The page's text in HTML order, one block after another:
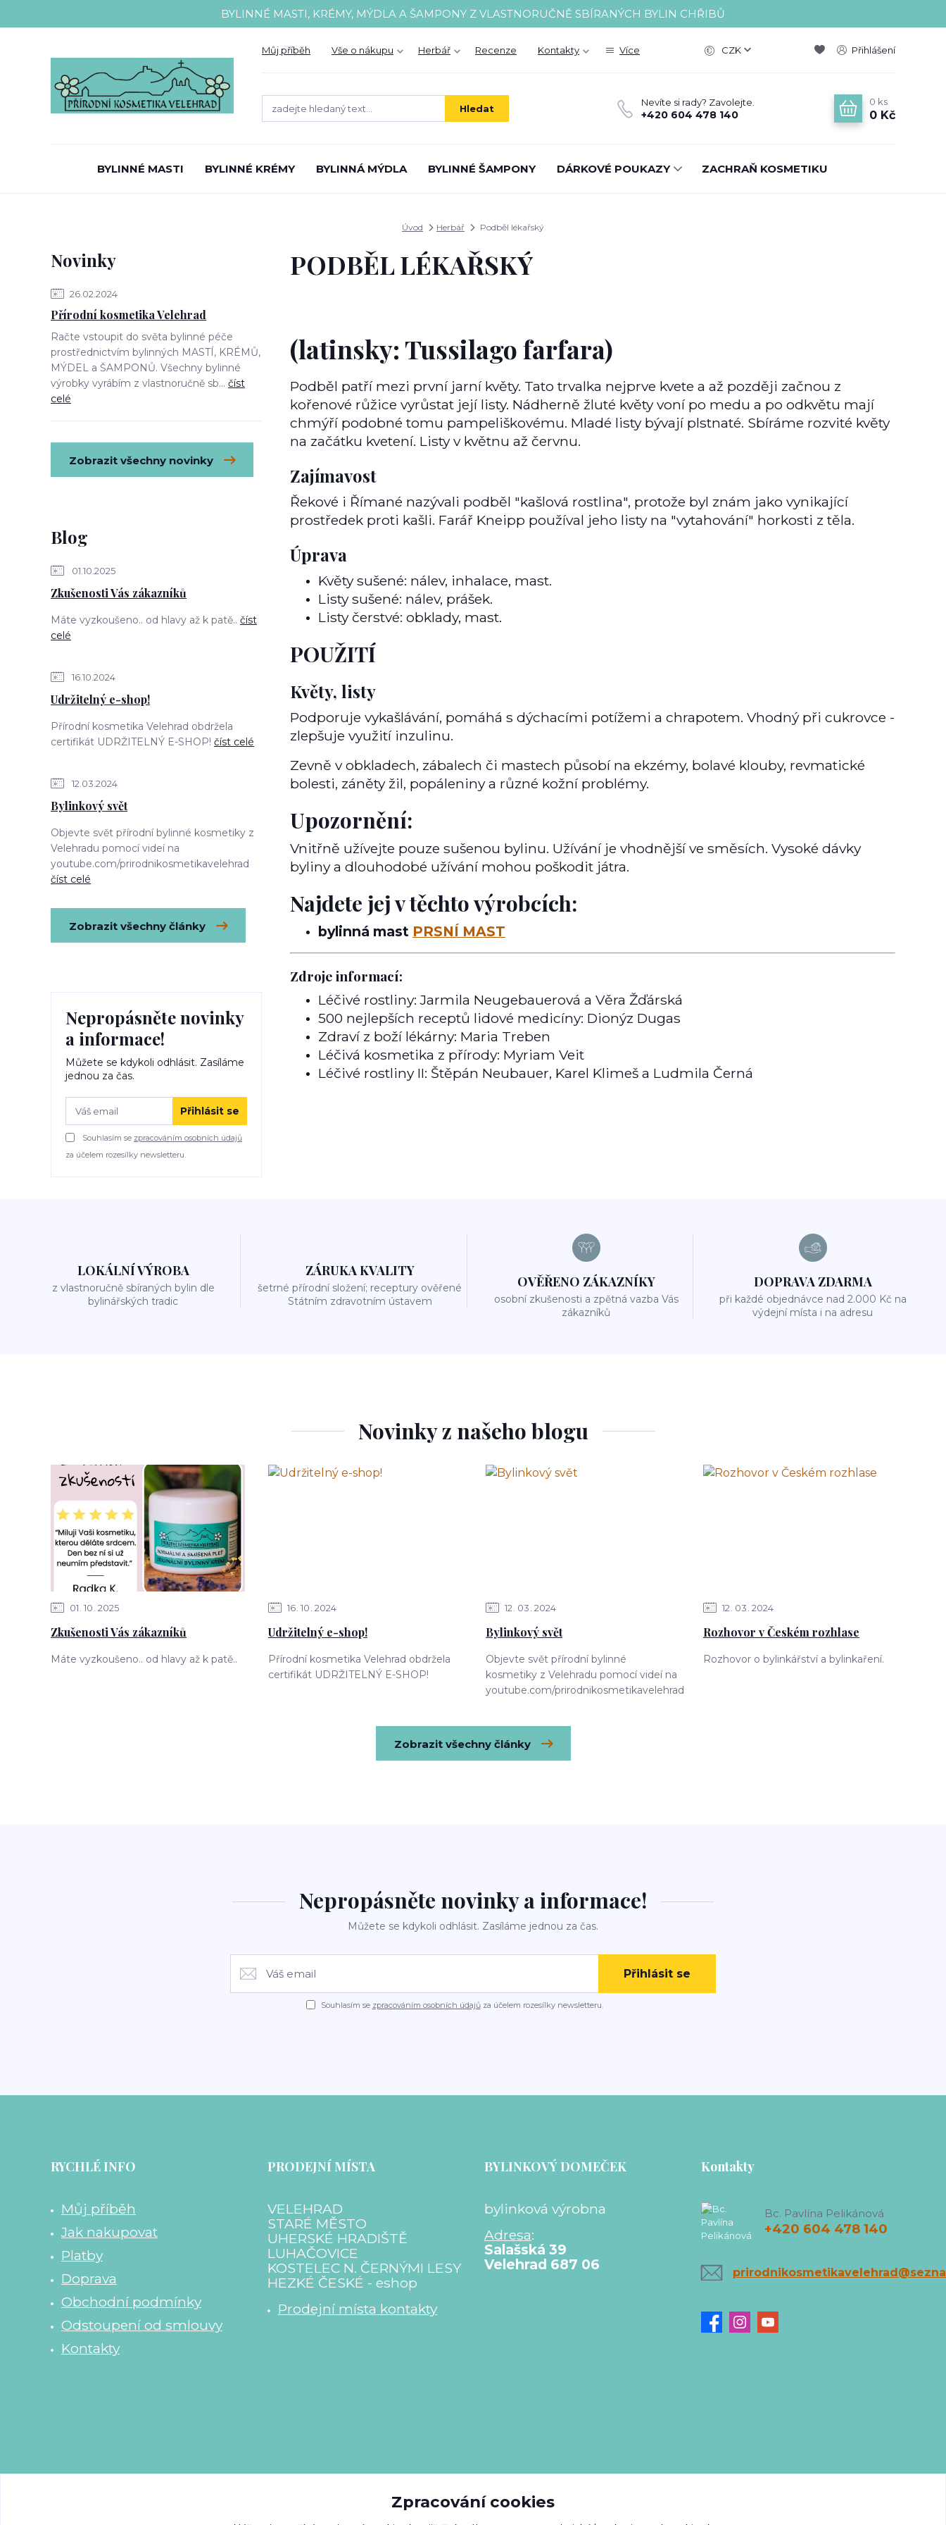
BYLINNÉ MASTI, KRÉMY, MÝDLA A ŠAMPONY Z VLASTNORUČNĚ SBÍRANÝCH BYLIN CHŘIBŮ
Můj příběh Vše o nákupu Herbář Recenze Kontakty Více CZK Přihlášení
Hledat
Nevíte si rady? Zavolejte.
+420 604 478 140
0 ks
0 Kč
BYLINNÉ MASTI BYLINNÉ KRÉMY BYLINNÁ MÝDLA BYLINNÉ ŠAMPONY DÁRKOVÉ POUKAZY ZACHRAŇ KOSMETIKU
Úvod Herbář Podběl lékařský
Novinky
26.02.2024
Přírodní kosmetika Velehrad
Račte vstoupit do světa bylinné péče
prostřednictvím bylinných MASTÍ, KRÉMŮ,
MÝDEL a ŠAMPONŮ. Všechny bylinné
výrobky vyrábím z vlastnoručně sb... číst
celé
Zobrazit všechny novinky
Blog
01.10.2025
Zkušenosti Vás zákazníků
Máte vyzkoušeno.. od hlavy až k patě.. číst
celé
16.10.2024
Udržitelný e-shop!
Přírodní kosmetika Velehrad obdržela
certifikát UDRŽITELNÝ E-SHOP! číst celé
12.03.2024
Bylinkový svět
Objevte svět přírodní bylinné kosmetiky z
Velehradu pomocí videí na
youtube.com/prirodnikosmetikavelehrad
číst celé
Zobrazit všechny články
Nepropásněte novinky
a informace!
Můžete se kdykoli odhlásit. Zasíláme
jednou za čas.
Přihlásit se
Souhlasím se zpracováním osobních údajů
za účelem rozesílky newsletteru.
PODBĚL LÉKAŘSKÝ
(latinsky: Tussilago farfara)
Podběl patří mezi první jarní květy. Tato trvalka nejprve kvete a až později začnou z
kořenové růžice vyrůstat její listy. Nádherně žluté květy voní po medu a po odkvětu mají
chmýří podobné tomu pampeliškovému. Mladé listy bývají plstnaté. Sbíráme rozvité květy
na začátku kvetení. Listy v květnu až červnu.
Zajímavost
Řekové i Římané nazývali podběl "kašlová rostlina", protože byl znám jako vynikající
prostředek proti kašli. Farář Kneipp používal jeho listy na "vytahování" horkosti z těla.
Úprava
Květy sušené: nálev, inhalace, mast.
Listy sušené: nálev, prášek.
Listy čerstvé: obklady, mast.
POUŽITÍ
Květy, listy
Podporuje vykašlávání, pomáhá s dýchacími potížemi a chrapotem. Vhodný při cukrovce -
zlepšuje využití inzulinu.
Zevně v obkladech, zábalech či mastech působí na ekzémy, bolavé klouby, revmatické
bolesti, záněty žil, popáleniny a různé kožní problémy.
Upozornění:
Vnitřně užívejte pouze sušenou bylinu. Užívání je vhodnější ve směsích. Vysoké dávky
byliny a dlouhodobé užívání mohou poškodit játra.
Najdete jej v těchto výrobcích:
bylinná mast PRSNÍ MAST
Zdroje informací:
Léčivé rostliny: Jarmila Neugebauerová a Věra Žďárská
500 nejlepších receptů lidové medicíny: Dionýz Dugas
Zdraví z boží lékárny: Maria Treben
Léčivá kosmetika z přírody: Myriam Veit
Léčivé rostliny II: Štěpán Neubauer, Karel Klimeš a Ludmila Černá
LOKÁLNÍ VÝROBA
z vlastnoručně sbíraných bylin dle
bylinářských tradic
ZÁRUKA KVALITY
šetrné přírodní složení; receptury ověřené
Státním zdravotním ústavem
OVĚŘENO ZÁKAZNÍKY
osobní zkušenosti a zpětná vazba Vás
zákazníků
DOPRAVA ZDARMA
při každé objednávce nad 2.000 Kč na
výdejní místa i na adresu
Novinky z našeho blogu
01 10 2025
Zkušenosti Vás zákazníků
Máte vyzkoušeno.. od hlavy až k patě..
16 10 2024
Udržitelný e-shop!
Přírodní kosmetika Velehrad obdržela
certifikát UDRŽITELNÝ E-SHOP!
12 03 2024
Bylinkový svět
Objevte svět přírodní bylinné
kosmetiky z Velehradu pomocí videí na
youtube.com/prirodnikosmetikavelehrad
12 03 2024
Rozhovor v Českém rozhlase
Rozhovor o bylinkářství a bylinkaření.
Zobrazit všechny články
Nepropásněte novinky a informace!
Můžete se kdykoli odhlásit. Zasíláme jednou za čas.
Přihlásit se
Souhlasím se zpracováním osobních údajůza účelem rozesílky newsletteru.
RYCHLÉ INFO
Můj příběh
Jak nakupovat
Platby
Doprava
Obchodní podmínky
Odstoupení od smlouvy
Kontakty
PRODEJNÍ MÍSTA
VELEHRAD
STARÉ MĚSTO
UHERSKÉ HRADIŠTĚ
LUHAČOVICE
KOSTELEC N. ČERNÝMI LESY
HEZKÉ ČESKÉ - eshop
Prodejní místa kontakty
BYLINKOVÝ DOMEČEK
bylinková výrobna
Adresa:
Salašská 39
Velehrad 687 06
Kontakty
Bc. Pavlína Pelikánová
+420 604 478 140
Zpracování cookies